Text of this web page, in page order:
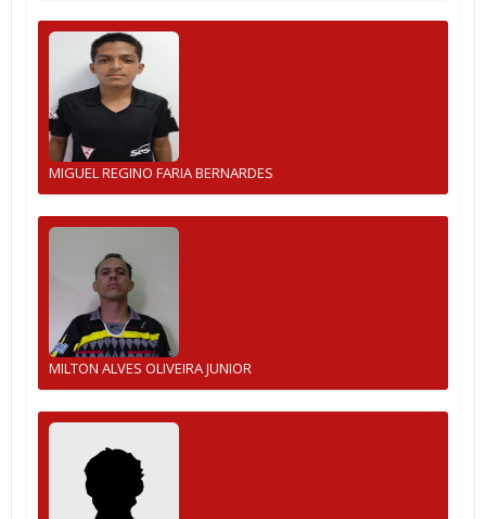
MIGUEL REGINO FARIA BERNARDES
MILTON ALVES OLIVEIRA JUNIOR